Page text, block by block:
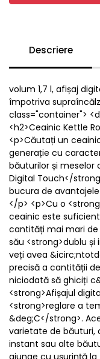
Descriere
volum 1,7 l, afișaj
împotriva
class="container">
<h2>Ceainic Kettle
<p>Căutați un
generație cu
băuturilor și meselor
Digital Touch</
bucura de
</p> <p>Cu o
ceainic este
cantități mai mari de
său <strong>dublu
veți avea
precisă a cantității
niciodată să ghiciți
<strong>Afișajul
<strong>reglare a
&deg;C</strong>.
varietate de băuturi,
instant sau alte
ajunge cu ușurință